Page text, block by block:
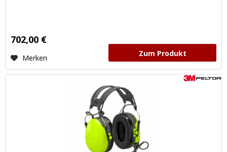
702,00 €
Merken Zum Produkt